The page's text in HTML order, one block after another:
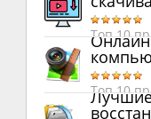
Топ 10
Топ 10